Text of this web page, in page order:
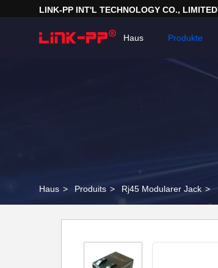
LINK-PP INT'L TECHNOLOGY CO., LIMITED
Haus Produkte
Haus > Produits > Rj45 Modularer Jack >